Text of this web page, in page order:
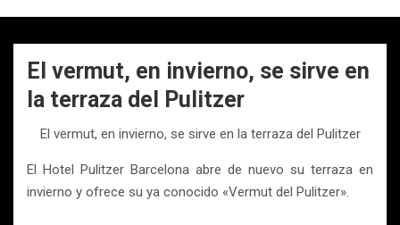
El vermut, en invierno, se sirve en
la terraza del Pulitzer
El vermut, en invierno, se sirve en la terraza del Pulitzer
El Hotel Pulitzer Barcelona abre de nuevo su terraza en
invierno y ofrece su ya conocido «Vermut del Pulitzer».